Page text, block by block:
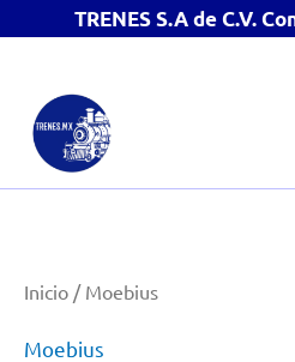
TRENES S.A de C.V.
contenido
Inicio / Moebius
Moebius